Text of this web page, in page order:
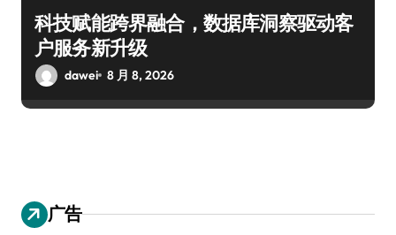
科技赋能跨界融合，数据库洞察驱动客
户服务新升级
dawei 8 月 8, 2026
广告